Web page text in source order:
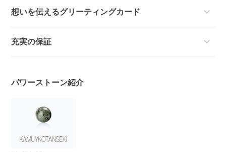
想いを伝えるグリーティングカード
充実の保証
パワーストーン紹介